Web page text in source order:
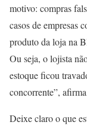
motivo: compras
casos de empresas
produto da loja na
Ou seja, o lojista
estoque ficou
concorrente”,
Deixe claro o que